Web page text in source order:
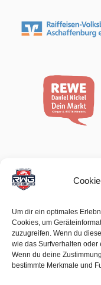
Um dir ein optimales
Cookies, um
zuzugreifen. Wenn du
wie das Surfverhalten
Wenn du deine
bestimmte Merkmale und